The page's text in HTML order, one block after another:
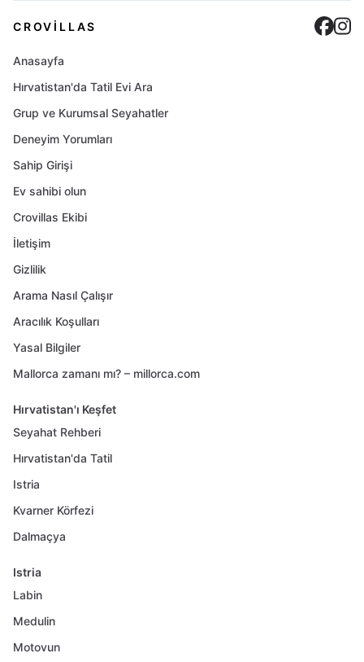
CROVILLAS
Anasayfa
Hırvatistan'da Tatil Evi Ara
Grup ve Kurumsal Seyahatler
Deneyim Yorumları
Sahip Girişi
Ev sahibi olun
Crovillas Ekibi
İletişim
Gizlilik
Arama Nasıl Çalışır
Aracılık Koşulları
Yasal Bilgiler
Mallorca zamanı mı? – millorca.com
Hırvatistan'ı Keşfet
Seyahat Rehberi
Hırvatistan'da Tatil
Istria
Kvarner Körfezi
Dalmaçya
Istria
Labin
Medulin
Motovun